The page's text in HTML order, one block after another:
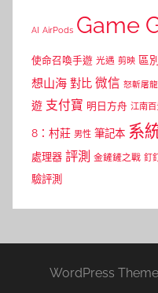
AI AirPods Game
使命召喚手遊 光遇 剪映 區別
想山海 對比 微信 怒斬屠龍
遊 支付寶 明日方舟 江南
8：村莊 男性 筆記本 系
處理器 評測 金鏟鏟之戰 釘
驗評測
WordPress